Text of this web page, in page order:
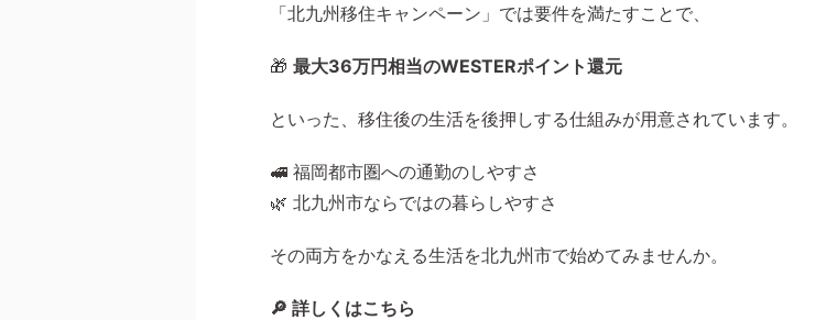
「北九州移住キャンペーン」では要件を満たすことで、
🎁最大36万円相当のWESTERポイント還元
といった、移住後の生活を後押しする仕組みが用意されています。
🚅 福岡都市圏への通勤のしやすさ
🌿 北九州市ならではの暮らしやすさ
その両方をかなえる生活を北九州市で始めてみませんか。
🔎 詳しくはこちら